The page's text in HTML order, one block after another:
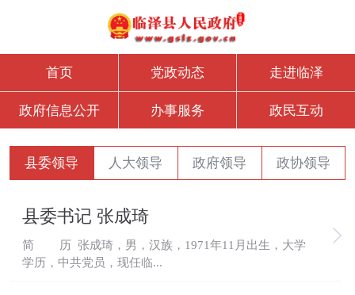
首页 党政动态 走进临泽
政府信息公开 办事服务 政民互动
县委领导 人大领导 政府领导 政协领导
县委书记 张成琦
简 历 张成琦，男，汉族，1971年11月出生，大学
学历，中共党员，现任临...